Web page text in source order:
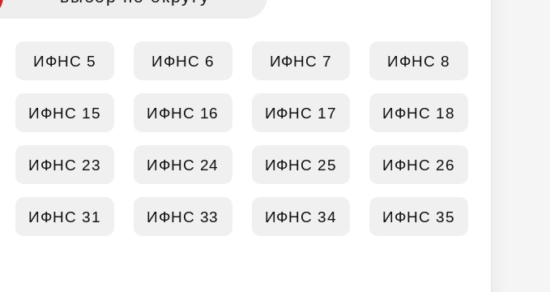
ИФНС 5 ИФНС 6 ИФНС 7 ИФНС 8
ИФНС 15 ИФНС 16 ИФНС 17 ИФНС 18
ИФНС 23 ИФНС 24 ИФНС 25 ИФНС 26
ИФНС 31 ИФНС 33 ИФНС 34 ИФНС 35